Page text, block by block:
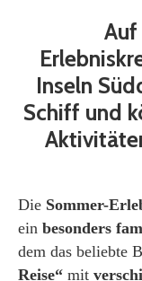
Inseln
Schiff und
Die Sommer-
ein besonders
dem das beliebte
Reise“ mit